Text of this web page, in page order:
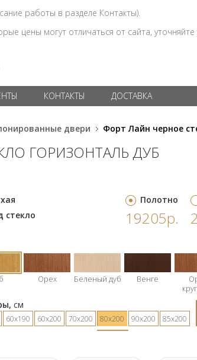
работы в разделе Контакты).
цены могут отличаться от сайта, уточняйте
КОНТАКТЫ ДОСТАВКА
двери Форт Лайн черное
ГОРИЗОНТАЛЬ ДУБ
стекло
Полотно
19205р.
Орех Беленый дуб Венге
см
60х190 60х200 70х200 80х200 90х200 85х200